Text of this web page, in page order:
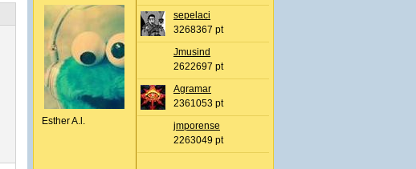
Esther A.l.
sepelaci
3268367 pt
Jmusind
2622697 pt
Agramar
2361053 pt
jmporense
2263049 pt